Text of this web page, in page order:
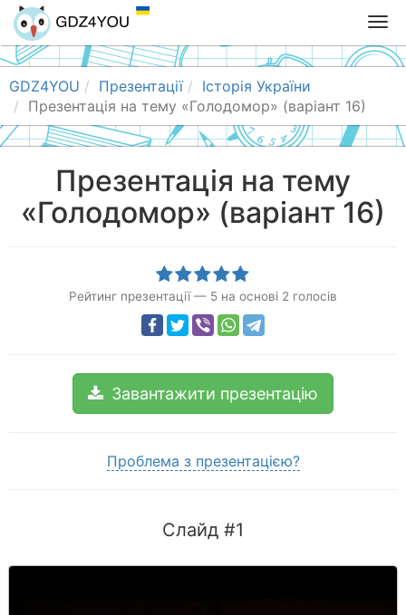
T
o
g
e
n
i
g
GDZ4YOU Презентації
Історія України
Презентація на тему «Голодомор» (варіант 16)
Презентація на тему
«Голодомор» (варіант 16)
Рейтинг презентації — 5 на основі 2 голосів
Завантажити презентацію
Проблема з презентацією?
Слайд #1